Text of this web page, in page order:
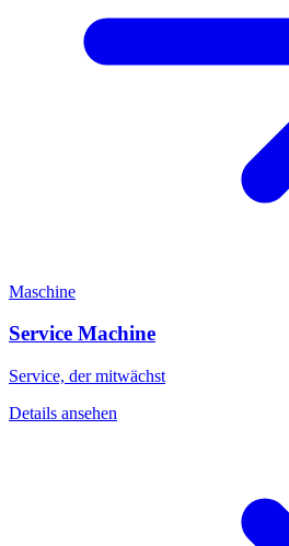
Maschine
Service Machine
Service, der mitwächst
Details ansehen